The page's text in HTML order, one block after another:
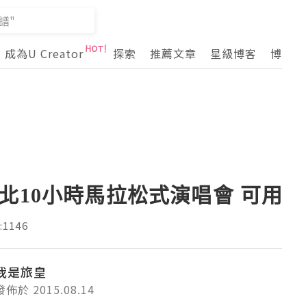
成為U Creator 探索 推薦文章 星級博客
北10小時馬拉松式演唱會 可
是旅皇
佈於 2015.08.14